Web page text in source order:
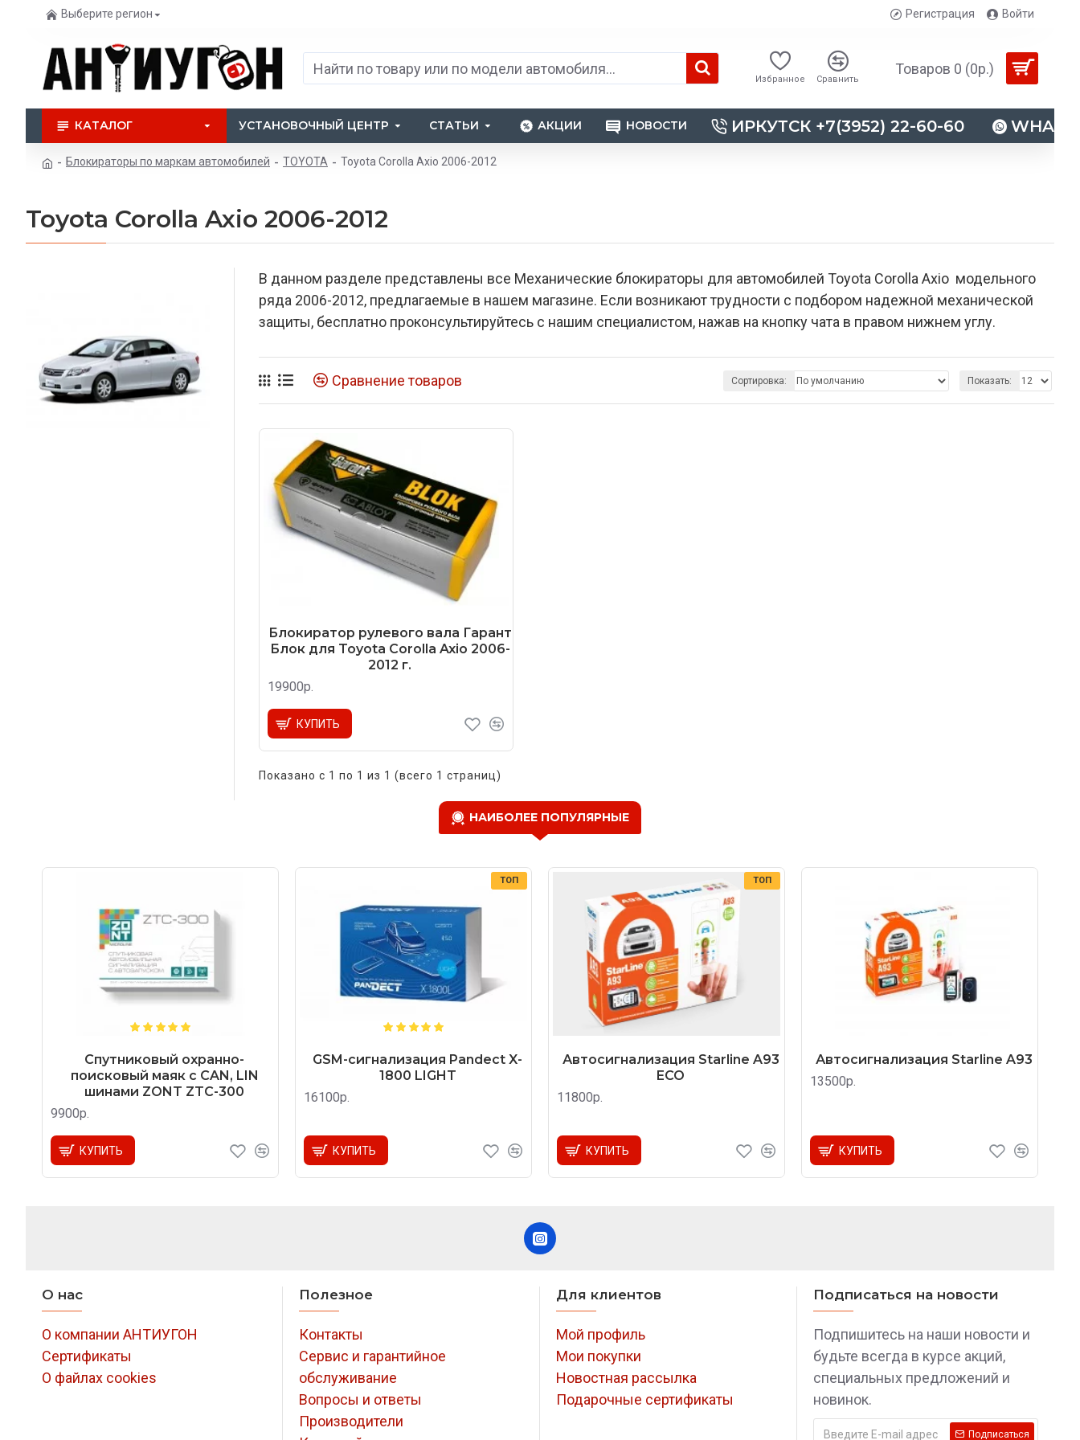
Выберите регион Регистрация Войти
Избранное Сравнить
Товаров 0 (0р.)
КАТАЛОГ УСТАНОВОЧНЫЙ ЦЕНТР СТАТЬИ АКЦИИ НОВОСТИ ИРКУТСК +7(3952) 22-60-60
Блокираторы по маркам автомобилей TOYOTA Toyota Corolla Axio 2006-2012
Toyota Corolla Axio 2006-2012
В данном разделе представлены все Механические блокираторы для автомобилей Toyota Corolla Axio модельного
ряда 2006-2012, предлагаемые в нашем магазине. Если возникают трудности с подбором надежной механической
защиты, бесплатно проконсультируйтесь с нашим специалистом, нажав на кнопку чата в правом нижнем углу.
Сравнение товаров Сортировка: Показать:
Блокиратор рулевого вала Гарант
Блок для Toyota Corolla Axio 2006-
2012 г.
19900р.
КУПИТЬ
Показано с 1 по 1 из 1 (всего 1 страниц)
НАИБОЛЕЕ ПОПУЛЯРНЫЕ
Спутниковый охранно-
поисковый маяк с CAN, LIN
шинами ZONT ZTC-300
9900р.
КУПИТЬ
ТОП
GSM-сигнализация Pandect X-
1800 LIGHT
16100р.
КУПИТЬ
ТОП
Автосигнализация Starline A93
ECO
11800р.
КУПИТЬ
Автосигнализация Starline A93
13500р.
КУПИТЬ
О нас
О компании АНТИУГОН
Сертификаты
О файлах cookies
Полезное
Контакты
Сервис и гарантийное
обслуживание
Вопросы и ответы
Производители
Для клиентов
Мой профиль
Мои покупки
Новостная рассылка
Подарочные сертификаты
Подписаться на новости
Подпишитесь на наши новости и
будьте всегда в курсе акций,
специальных предложений и
новинок.
Подписаться